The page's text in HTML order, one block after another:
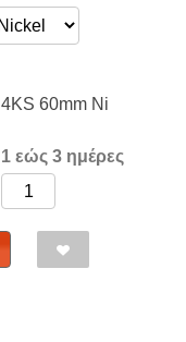
4KS 60mm Ni
1 εώς 3 ημέρες